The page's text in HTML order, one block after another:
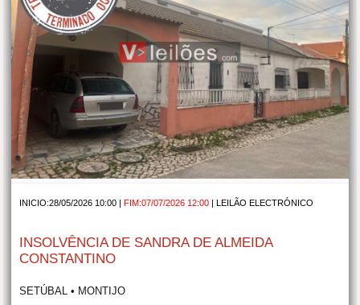
INICIO:28/05/2026 10:00 | FIM:07/07/2026 12:00 LEILÃO ELECTRÓNICO
INSOLVÊNCIA DE SANDRA DE ALMEIDA
CONSTANTINO
SETÚBAL • MONTIJO